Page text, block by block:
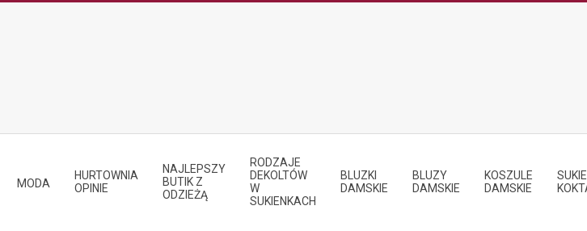
MODA
HURTOWNIA
OPINIE
NAJLEPSZY
BUTIK Z
ODZIEŻĄ
RODZAJE
DEKOLTÓW
W
SUKIENKACH
BLUZKI
DAMSKIE
BLUZY
DAMSKIE
KOSZULE
DAMSKIE